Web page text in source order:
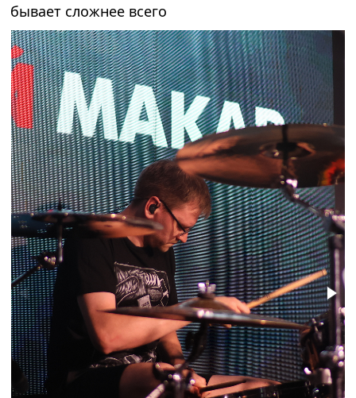
бывает сложнее всего